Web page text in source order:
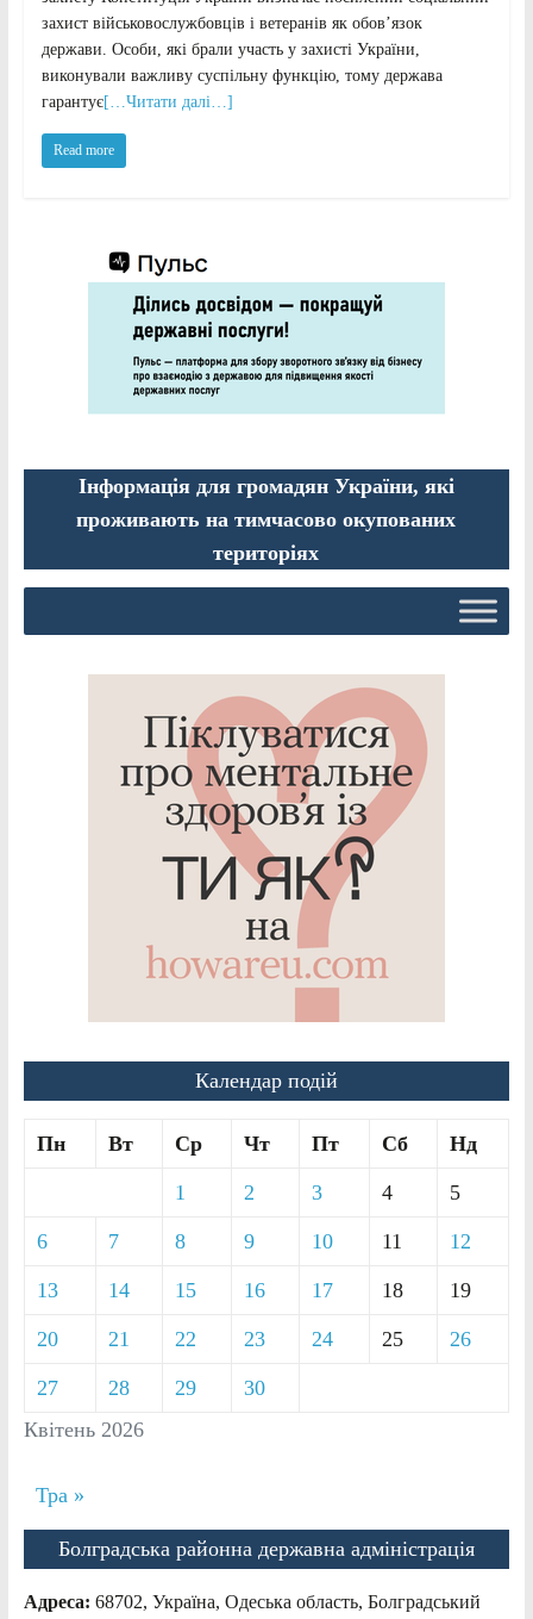
захист військовослужбовців і ветеранів як обов’язок
держави. Особи, які брали участь у захисті України,
виконували важливу суспільну функцію, тому держава
гарантує[…Читати далі…]
Read more
Інформація для громадян України, які
проживають на тимчасово окупованих
територіях
Календар подій
Квітень 2026
Пн Вт Ср Чт Пт Сб Нд
1 2 3 4 5
6 7 8 9 10 11 12
13 14 15 16 17 18 19
20 21 22 23 24 25 26
27 28 29 30
Тра »
Болградська районна державна адміністрація
Адреса: 68702, Україна, Одеська область, Болградський